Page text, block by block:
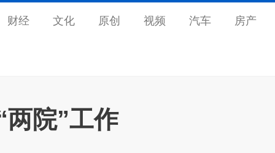
财经 文化 原创 视频 汽车 房产
两院”工作